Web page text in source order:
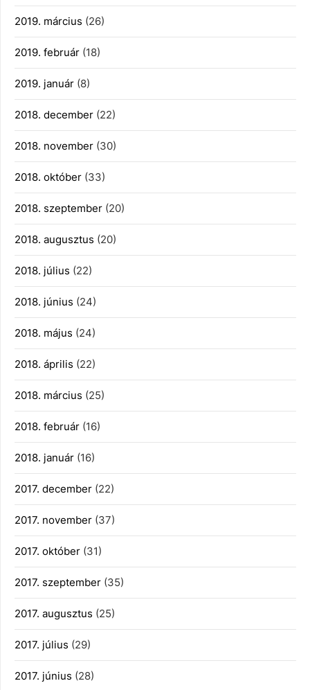
2019. március (26)
2019. február (18)
2019. január (8)
2018. december (22)
2018. november (30)
2018. október (33)
2018. szeptember (20)
2018. augusztus (20)
2018. július (22)
2018. június (24)
2018. május (24)
2018. április (22)
2018. március (25)
2018. február (16)
2018. január (16)
2017. december (22)
2017. november (37)
2017. október (31)
2017. szeptember (35)
2017. augusztus (25)
2017. július (29)
2017. június (28)